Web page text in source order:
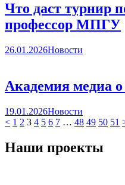
Что даст турнир
профессор МПГУ
26.01.2026Новости
Академия медиа о
19.01.2026Новости
< 1 2 3 4 5 6 7 … 48 49 50 51
Наши проекты